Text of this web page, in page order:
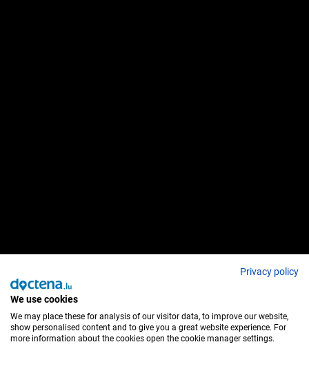
Privacy policy
We use cookies
We may place these for analysis of our visitor data, to improve our website,
show personalised content and to give you a great website experience. For
more information about the cookies open the cookie manager settings.